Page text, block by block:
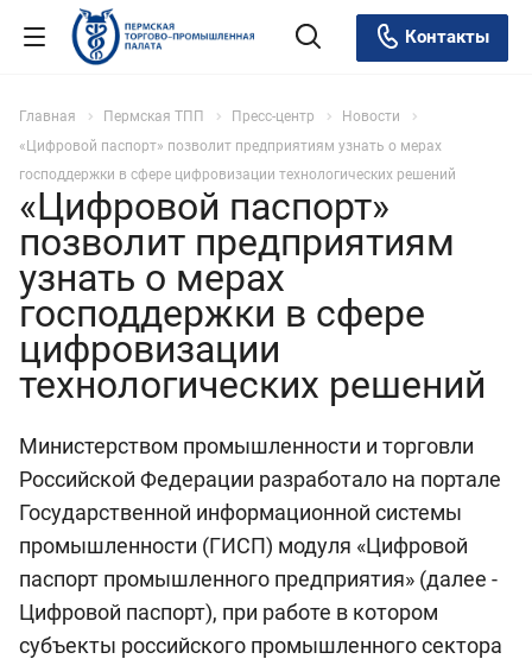
Контакты
Главная Пермская ТПП Пресс-центр
Новости
«Цифровой паспорт» позволит предприятиям узнать о мерах
господдержки в сфере цифровизации технологических решений
«Цифровой паспорт»
позволит предприятиям
узнать о мерах
господдержки в сфере
цифровизации
технологических решений
Министерством промышленности и торговли
Российской Федерации разработало на портале
Государственной информационной системы
промышленности (ГИСП) модуля «Цифровой
паспорт промышленного предприятия» (далее -
Цифровой паспорт), при работе в котором
субъекты российского промышленного сектора